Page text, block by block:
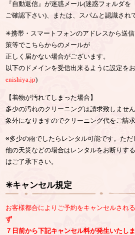
『自動返信』が迷惑メール(迷惑フォルダを
ご確認下さい)、または、スパムと認識され
✳︎携帯・スマートフォンのアドレスから送
策等でこちらからのメールが
正しく届かない場合がございます。
以下のドメインを受信出来るように設定を
enishiya.jp)
【着物が汚れてしまった場合】
多少の汚れのクリーニングは請求致しませ
象外になりますのでクリーニング代をご請
※多少の雨でしたらレンタル可能です。た
他の天災などの場合はレンタルをお断りす
はご了承下さい。
✳︎キャンセル規定
お客様都合によりご予約をキャンセルされ
ず
７日前から下記キャンセル料が発生いたし